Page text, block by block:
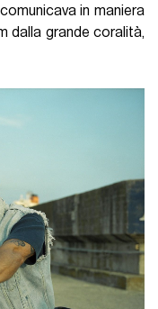
in maniera
dalla grande coralità,